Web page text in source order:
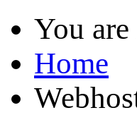
You are
Home